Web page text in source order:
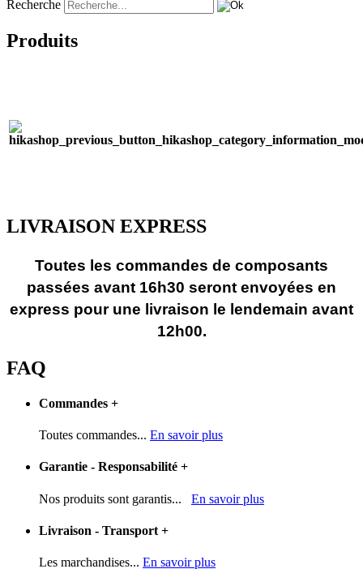
Recherche
Produits
LIVRAISON EXPRESS
Toutes les commandes de composants
passées avant 16h30 seront envoyées en
express pour une livraison le lendemain avant
12h00.
FAQ
Commandes +
Toutes commandes... En savoir plus
Garantie - Responsabilité +
Nos produits sont garantis... En savoir plus
Livraison - Transport +
Les marchandises... En savoir plus